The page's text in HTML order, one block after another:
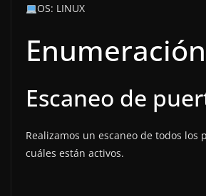
OS: LINUX
Enumeración
Escaneo de
Realizamos un escaneo de todos los
cuáles están activos.